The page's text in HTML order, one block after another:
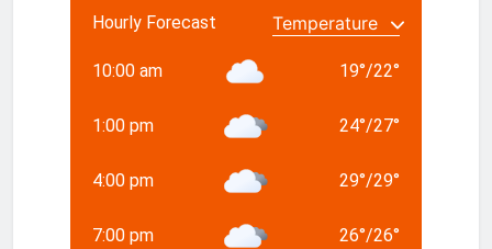
Hourly Forecast
10:00 am 19°/22°
1:00 pm 24°/27°
4:00 pm 29°/29°
7:00 pm 26°/26°